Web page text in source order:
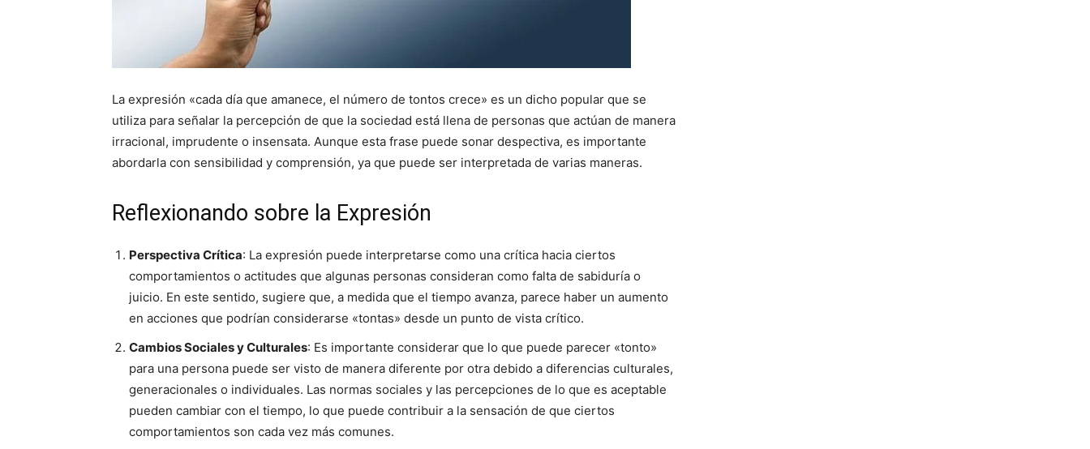
La expresión «cada día que amanece, el número de tontos crece» es un dicho popular que se
utiliza para señalar la percepción de que la sociedad está llena de personas que actúan de manera
irracional, imprudente o insensata. Aunque esta frase puede sonar despectiva, es importante
abordarla con sensibilidad y comprensión, ya que puede ser interpretada de varias maneras.
Reflexionando sobre la Expresión
Perspectiva Crítica: La expresión puede interpretarse como una crítica hacia ciertos
comportamientos o actitudes que algunas personas consideran como falta de sabiduría o
juicio. En este sentido, sugiere que, a medida que el tiempo avanza, parece haber un aumento
en acciones que podrían considerarse «tontas» desde un punto de vista crítico.
Cambios Sociales y Culturales: Es importante considerar que lo que puede parecer «tonto»
para una persona puede ser visto de manera diferente por otra debido a diferencias culturales,
generacionales o individuales. Las normas sociales y las percepciones de lo que es aceptable
pueden cambiar con el tiempo, lo que puede contribuir a la sensación de que ciertos
comportamientos son cada vez más comunes.